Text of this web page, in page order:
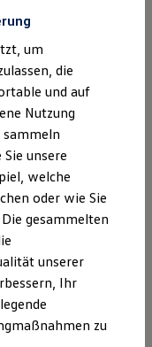
Nutzfahrzeuge
um
die
und auf
Nutzung
sammeln
unsere
welche
oder wie Sie
gesammelten
unserer
Ihr
zu